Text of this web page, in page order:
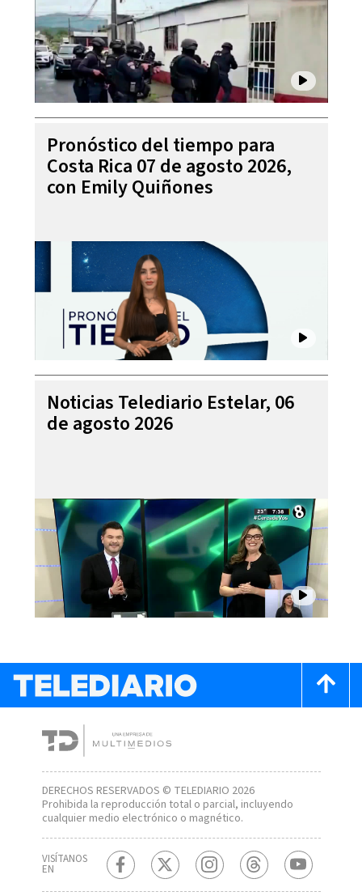
Pronóstico del tiempo para
Costa Rica 07 de agosto 2026,
con Emily Quiñones
Noticias Telediario Estelar, 06
de agosto 2026
DERECHOS RESERVADOS © TELEDIARIO 2026
Prohibida la reproducción total o parcial, incluyendo
cualquier medio electrónico o magnético.
VISÍTANOS
EN